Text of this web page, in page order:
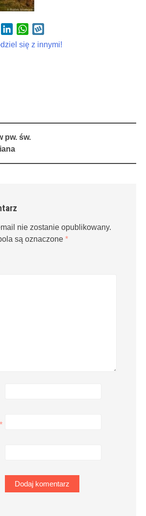
Email LinkedInWhatsApp
się z innymi!
pw. św.
nie zostanie opublikowany.
są oznaczone *
*